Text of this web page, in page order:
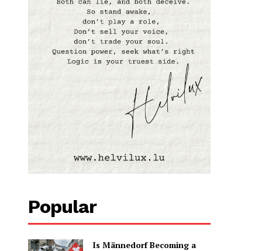
Popular
Is Männedorf Becoming a